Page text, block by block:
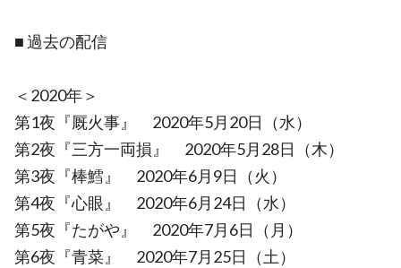
■ 過去の配信
＜2020年＞
第1夜『厩火事』 2020年5月20日（水）
第2夜『三方一両損』 2020年5月28日（木）
第3夜『棒鱈』 2020年6月9日（火）
第4夜『心眼』 2020年6月24日（水）
第5夜『たがや』 2020年7月6日（月）
第6夜『青菜』 2020年7月25日（土）